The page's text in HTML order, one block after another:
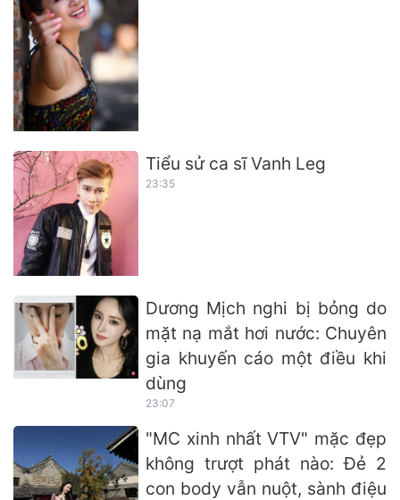
Tiểu sử ca sĩ Vanh Leg
23:35
Dương Mịch nghi bị bỏng do
mặt nạ mắt hơi nước: Chuyên
gia khuyến cáo một điều khi
dùng
23:07
"MC xinh nhất VTV" mặc đẹp
không trượt phát nào: Đẻ 2
con body vẫn nuột, sành điệu